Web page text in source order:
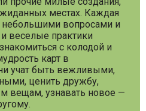
местах. Каждая
небольшими вопросами и
веселые практики
с колодой и
карт в
учат быть вежливыми,
ценить дружбу,
вещам, узнавать новое —